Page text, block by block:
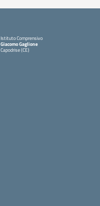
Istituto Comprensivo
Giacomo Gaglione
Capodrise (CE)
— Visita la pagina iniziale della scuola